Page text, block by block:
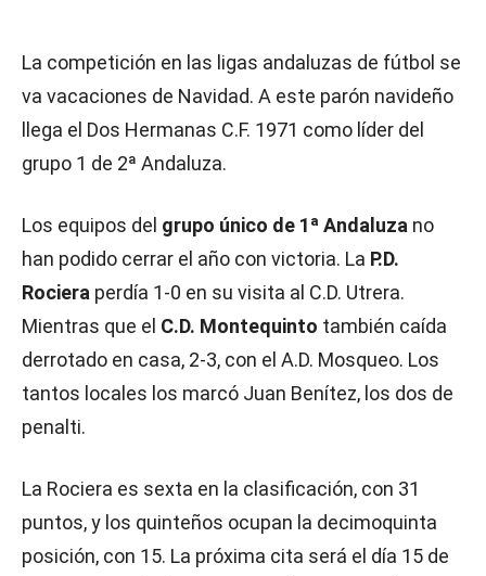
La competición en las ligas andaluzas de fútbol se
va vacaciones de Navidad. A este parón navideño
llega el Dos Hermanas C.F. 1971 como líder del
grupo 1 de 2ª Andaluza.
Los equipos del grupo único de 1ª Andaluza no
han podido cerrar el año con victoria. La P.D.
Rociera perdía 1-0 en su visita al C.D. Utrera.
Mientras que el C.D. Montequinto también caída
derrotado en casa, 2-3, con el A.D. Mosqueo. Los
tantos locales los marcó Juan Benítez, los dos de
penalti.
La Rociera es sexta en la clasificación, con 31
puntos, y los quinteños ocupan la decimoquinta
posición, con 15. La próxima cita será el día 15 de